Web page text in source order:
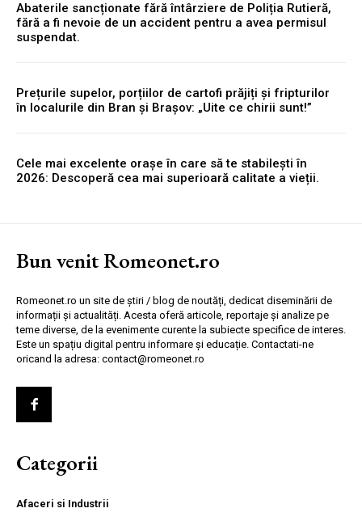
Abaterile sancționate fără întârziere de Poliția Rutieră,
fără a fi nevoie de un accident pentru a avea permisul
suspendat.
Prețurile supelor, porțiilor de cartofi prăjiți și fripturilor
în localurile din Bran și Brașov: „Uite ce chirii sunt!”
Cele mai excelente orașe în care să te stabilești în
2026: Descoperă cea mai superioară calitate a vieții.
Bun venit Romeonet.ro
Romeonet.ro un site de știri / blog de noutăți, dedicat diseminării de
informații și actualități. Acesta oferă articole, reportaje și analize pe
teme diverse, de la evenimente curente la subiecte specifice de interes.
Este un spațiu digital pentru informare și educație. Contactati-ne
oricand la adresa: contact@romeonet.ro
Categorii
Afaceri si Industrii